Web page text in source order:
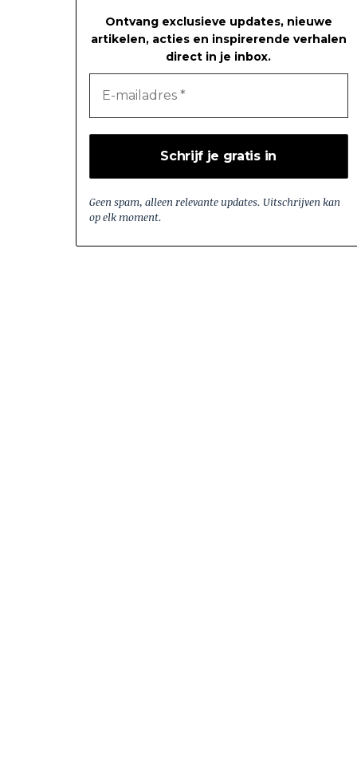
Ontvang exclusieve updates, nieuwe
artikelen, acties en inspirerende verhalen
direct in je inbox.
Geen spam, alleen relevante updates. Uitschrijven kan
op elk moment.